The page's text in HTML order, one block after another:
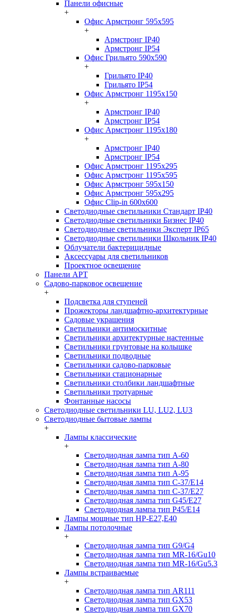
Панели офисные
+
Офис Армстронг 595x595
+
Армстронг IP40
Армстронг IP54
Офис Грильято 590x590
+
Грильято IP40
Грильято IP54
Офис Армстронг 1195x150
+
Армстронг IP40
Армстронг IP54
Офис Армстронг 1195x180
+
Армстронг IP40
Армстронг IP54
Офис Армстронг 1195x295
Офис Армстронг 1195x595
Офис Армстронг 595x150
Офис Армстронг 595x295
Офис Clip-in 600x600
Светодиодные светильники Стандарт IP40
Светодиодные светильники Бизнес IP40
Светодиодные светильники Эксперт IP65
Светодиодные светильники Школьник IP40
Облучатели бактерицидные
Аксессуары для светильников
Проектное освещение
Панели АРТ
Садово-парковое освещение
+
Подсветка для ступеней
Прожекторы ландшафтно-архитектурные
Садовые украшения
Светильники антимоскитные
Светильники архитектурные настенные
Светильники грунтовые на колышке
Светильники подводные
Светильники садово-парковые
Светильники стационарные
Светильники столбики ландшафтные
Светильники тротуарные
Фонтанные насосы
Светодиодные светильники LU, LU2, LU3
Светодиодные бытовые лампы
+
Лампы классические
+
Светодиодная лампа тип A-60
Светодиодная лампа тип A-80
Светодиодная лампа тип A-95
Светодиодная лампа тип C-37/Е14
Светодиодная лампа тип C-37/Е27
Светодиодная лампа тип G45/E27
Светодиодная лампа тип P45/E14
Лампы мощные тип HP-E27,E40
Лампы потолочные
+
Светодиодная лампа тип G9/G4
Светодиодная лампа тип MR-16/Gu10
Светодиодная лампа тип MR-16/Gu5.3
Лампы встраиваемые
+
Светодиодная лампа тип AR111
Светодиодная лампа тип GX53
Светодиодная лампа тип GX70